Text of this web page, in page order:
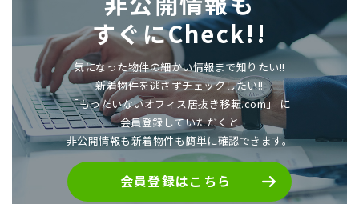
すぐにCheck!!
気になった物件の細かい情報まで知りたい!!
新着物件を逃さずチェックしたい!!
「もったいないオフィス居抜き移転.com」 に
会員登録していただくと
非公開情報も新着物件も簡単に確認できます。
会員登録はこちら